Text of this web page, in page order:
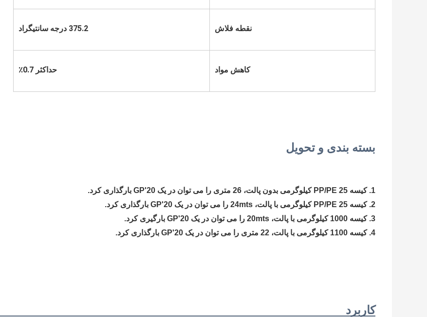
نقطه فلاش 375.2 درجه سانتیگراد
کاهش مواد حداکثر 0.7٪
بسته بندی و تحویل
1. کیسه PP/PE 25 کیلوگرمی بدون پالت، 26 متری را می توان در یک 20'GP بارگذاری کرد.
2. کیسه PP/PE 25 کیلوگرمی با پالت، 24mts را می توان در یک 20'GP بارگذاری کرد.
3. کیسه 1000 کیلوگرمی با پالت، 20mts را می توان در یک 20'GP بارگیری کرد.
4. کیسه 1100 کیلوگرمی با پالت، 22 متری را می توان در یک 20'GP بارگذاری کرد.
کاربرد